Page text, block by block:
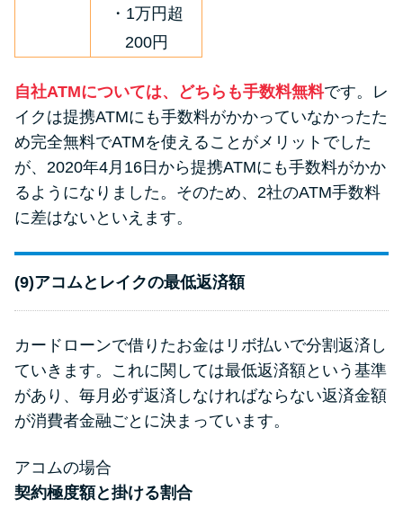
・1万円超
200円
自社ATMについては、どちらも手数料無料です。レ
イクは提携ATMにも手数料がかかっていなかったた
め完全無料でATMを使えることがメリットでした
が、2020年4月16日から提携ATMにも手数料がかか
るようになりました。そのため、2社のATM手数料
に差はないといえます。
(9)アコムとレイクの最低返済額
カードローンで借りたお金はリボ払いで分割返済し
ていきます。これに関しては最低返済額という基準
があり、毎月必ず返済しなければならない返済金額
が消費者金融ごとに決まっています。
アコムの場合
契約極度額と掛ける割合